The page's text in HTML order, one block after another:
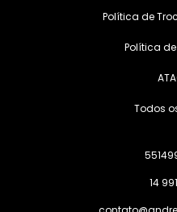
Política de
Política
Todos
14